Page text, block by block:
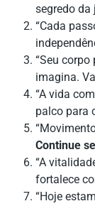
segredo da
“Cada
“Seu
imagina.
“A vida
palco para
Continue
“A
fortalece
“Hoje